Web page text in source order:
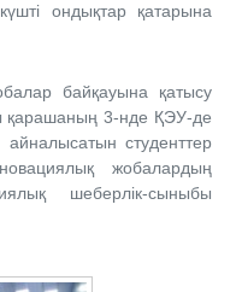
ондықтар қатарына
байқауына қатысу
қарашаның 3-нде ҚЭУ-де
студенттер
жобалардың
шеберлік-сыныбы